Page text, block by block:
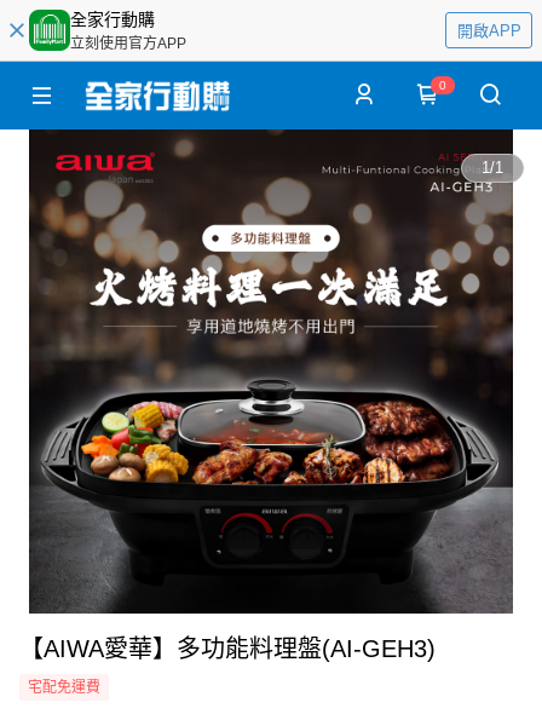
全家行動購
立刻使用官方APP
開啟APP
0
1/1
【AIWA愛華】多功能料理盤(AI-GEH3)
宅配免運費